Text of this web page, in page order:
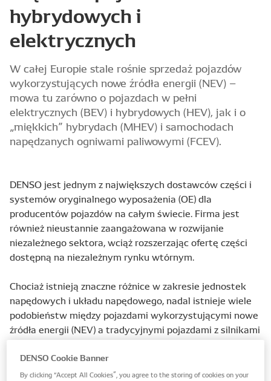
hybrydowych i
elektrycznych
W całej Europie stale rośnie sprzedaż pojazdów
wykorzystujących nowe źródła energii (NEV) –
mowa tu zarówno o pojazdach w pełni
elektrycznych (BEV) i hybrydowych (HEV), jak i o
„miękkich” hybrydach (MHEV) i samochodach
napędzanych ogniwami paliwowymi (FCEV).
DENSO jest jednym z największych dostawców części i
systemów oryginalnego wyposażenia (OE) dla
producentów pojazdów na całym świecie. Firma jest
również nieustannie zaangażowana w rozwijanie
niezależnego sektora, wciąż rozszerzając ofertę części
dostępną na niezależnym rynku wtórnym.
Chociaż istnieją znaczne różnice w zakresie jednostek
napędowych i układu napędowego, nadal istnieje wiele
podobieństw między pojazdami wykorzystującymi nowe
źródła energii (NEV) a tradycyjnymi pojazdami z silnikami
napędzanymi benzyną i olejem napędowym, na przykład
gdy weźmiemy pod uwagę komfort jazdy i
bezpieczeństwo.
DENSO Cookie Banner
By clicking “Accept All Cookies”, you agree to the storing of cookies on your